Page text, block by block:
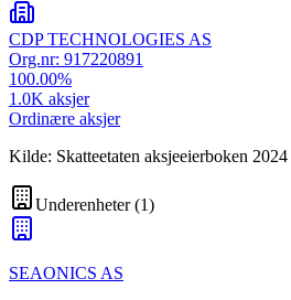
CDP TECHNOLOGIES AS
Org.nr: 917220891
100.00%
1.0K aksjer
Ordinære aksjer
Kilde: Skatteetaten aksjeeierboken 2024
Underenheter(1)
SEAONICS AS